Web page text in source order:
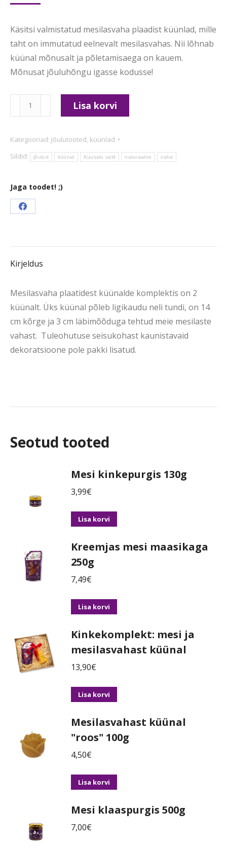
Käsitsi valmistatud mesilasvaha plaadist küünlad, mille
taht on immutatud eelnevalt mesilasvahas. Nii lõhnab
küünal mõnusalt ja põletamisaega on kauem.
Mõnusat jõuluhõngu igasse kodusse!
Mesilasvahast
küünlad
kogus
Lisa korvi
Kategooriad: Jõulutooted küünlad
Sildid:
jõulud küünal Kuusalu vald naturaalne vaha
Jaga toodet! ;)
Jaga
Kirjeldus
Mesilasvaha plaatidest küünalde komplektis on 2
küünalt. Üks küünal põleb ligikaudu neli tundi, on 14
cm kõrge ja 3 cm läbimõõduga tehtud meie mesilaste
vahast. Tuleohutuse seisukohast kaunistavaid
dekoratsioone pole pakki lisatud.
Seotud tooted
Mesi kinkepurgis 130g
3,99€
Lisa korvi
Kreemjas mesi maasikaga
250g
7,49€
Lisa korvi
Kinkekomplekt: mesi ja
mesilasvahast küünal
13,90€
Lisa korvi
Mesilasvahast küünal
"roos" 100g
4,50€
Lisa korvi
Mesi klaaspurgis 500g
7,00€